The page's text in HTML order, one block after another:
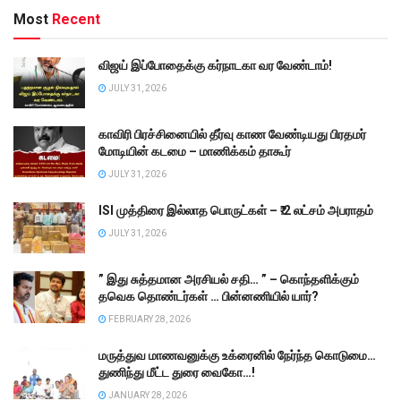
Most Recent
விஜய் இப்போதைக்கு கர்நாடகா வர வேண்டாம்!
JULY 31, 2026
காவிரி பிரச்சினையில் தீர்வு காண வேண்டியது பிரதமர்
மோடியின் கடமை – மாணிக்கம் தாகூர்
JULY 31, 2026
ISI முத்திரை இல்லாத பொருட்கள் – ₹.2 லட்சம் அபராதம்
JULY 31, 2026
” இது சுத்தமான அரசியல் சதி… ” – கொந்தளிக்கும்
தவெக தொண்டர்கள் … பின்னணியில் யார்?
FEBRUARY 28, 2026
மருத்துவ மாணவனுக்கு உக்ரைனில் நேர்ந்த கொடுமை…
துணிந்து மீட்ட துரை வைகோ…!
JANUARY 28, 2026